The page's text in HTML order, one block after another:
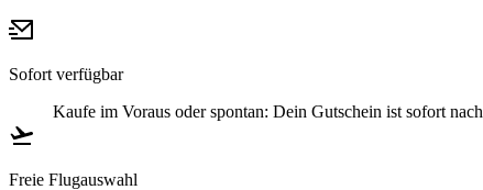
Sofort verfügbar
Kaufe im Voraus oder spontan: Dein Gutschein ist sofort
Freie Flugauswahl